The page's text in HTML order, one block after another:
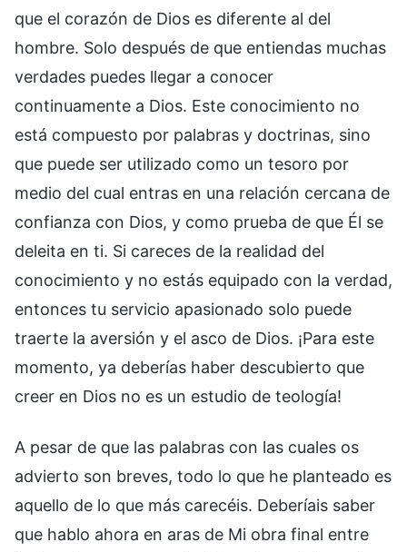
que el corazón de Dios es diferente al del
hombre. Solo después de que entiendas muchas
verdades puedes llegar a conocer
continuamente a Dios. Este conocimiento no
está compuesto por palabras y doctrinas, sino
que puede ser utilizado como un tesoro por
medio del cual entras en una relación cercana de
confianza con Dios, y como prueba de que Él se
deleita en ti. Si careces de la realidad del
conocimiento y no estás equipado con la verdad,
entonces tu servicio apasionado solo puede
traerte la aversión y el asco de Dios. ¡Para este
momento, ya deberías haber descubierto que
creer en Dios no es un estudio de teología!
A pesar de que las palabras con las cuales os
advierto son breves, todo lo que he planteado es
aquello de lo que más carecéis. Deberíais saber
que hablo ahora en aras de Mi obra final entre